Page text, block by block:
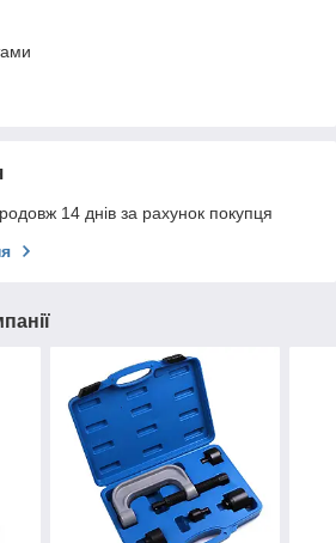
14 днів за рахунок покупця